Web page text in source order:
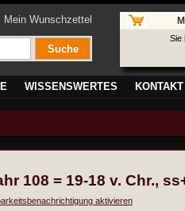
Mein Wunschzettel
Suche
Sie
WISSENSWERTES KONTAKT
108 = 19-18 v. Chr.,
aktivieren